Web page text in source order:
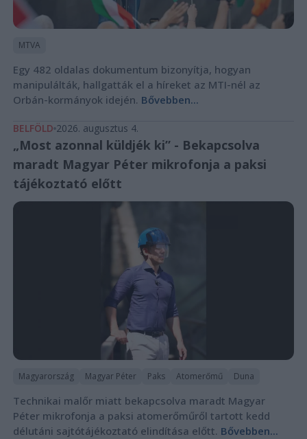
MTVA
Egy 482 oldalas dokumentum bizonyítja, hogyan
manipulálták, hallgatták el a híreket az MTI-nél az
Orbán-kormányok idején. Bővebben...
BELFÖLD 2026. augusztus 4.
„Most azonnal küldjék ki” - Bekapcsolva
maradt Magyar Péter mikrofonja a paksi
tájékoztató előtt
Magyarország Magyar Péter Paks Atomerőmű Duna
Technikai malőr miatt bekapcsolva maradt Magyar
Péter mikrofonja a paksi atomerőműről tartott kedd
délutáni sajtótájékoztató elindítása előtt. Bővebben...